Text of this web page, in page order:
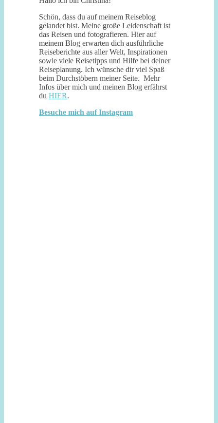
Schön, dass du auf meinem Reiseblog
gelandet bist. Meine große Leidenschaft ist
das Reisen und fotografieren. Hier auf
meinem Blog erwarten dich ausführliche
Reiseberichte aus aller Welt, Inspirationen
sowie viele Reisetipps und Hilfe bei deiner
Reiseplanung. Ich wünsche dir viel Spaß
beim Durchstöbern meiner Seite. Mehr
Infos über mich und meinen Blog erfährst
du HIER.
Besuche mich auf Instagram